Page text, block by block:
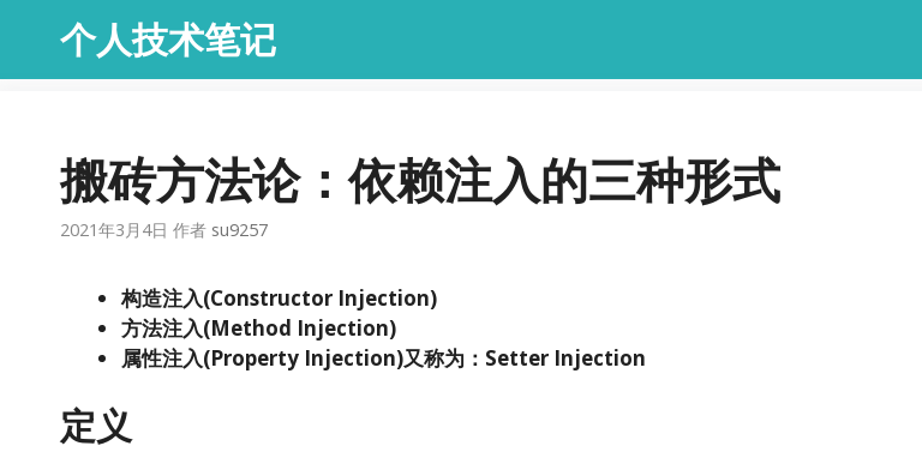
内
个人技术笔记
搬砖方法论：依赖注入的三种形式
2021年3月4日 作者 su9257
构造注入(Constructor Injection)
方法注入(Method Injection)
属性注入(Property Injection)又称为：Setter Injection
定义